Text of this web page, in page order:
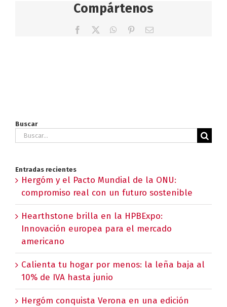
Compártenos
Facebook WhatsApp
PinterestCorreo
Buscar
Buscar:
Entradas recientes
Hergóm y el Pacto Mundial de la ONU:
compromiso real con un futuro sostenible
Hearthstone brilla en la HPBExpo:
Innovación europea para el mercado
americano
Calienta tu hogar por menos: la leña baja al
10% de IVA hasta junio
Hergóm conquista Verona en una edición